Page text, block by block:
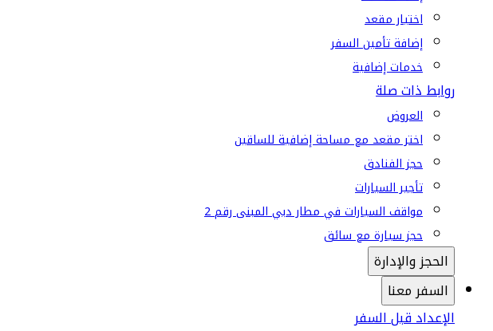
اختيار مقعد
إضافة تأمين السفر
خدمات إضافية
روابط ذات صلة
العروض
اختر مقعد مع مساحة إضافية للساقين
حجز الفنادق
تأجير السيارات
مواقف السيارات في مطار دبي المبنى رقم 2
حجز سيارة مع سائق
الحجز والإدارة
السفر معنا
الإعداد قبل السفر